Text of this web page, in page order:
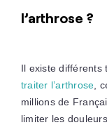
l’arthrose ?
Il existe différents
traiter l’arthrose ,
millions de
limiter les